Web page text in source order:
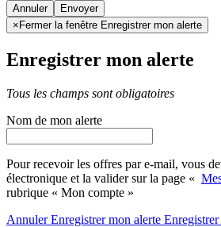
Annuler
× Fermer la fenêtre Enregistrer mon alerte
Enregistrer mon alerte
Tous les champs sont obligatoires
Nom de mon alerte
Pour recevoir les offres par e-mail, vous
électronique et la valider sur la page «
rubrique « Mon compte »
AnnulerEnregistrer mon alerte Enregistrer